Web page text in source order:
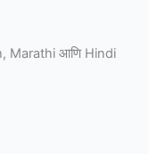
Marathi आणि Hindi